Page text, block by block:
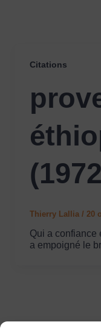
Citations
Thierry Lallia / 20
Qui a confiance
a empoigné le